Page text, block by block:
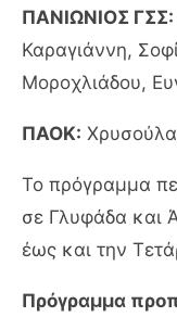
ΠΑΝΙΩΝΙΟΣ ΓΣΣ:
Καραγιάννη,
Μοροχλιάδου,
ΠΑΟΚ:
Το πρόγραμμα
σε Γλυφάδα και
έως και την
Πρόγραμμα